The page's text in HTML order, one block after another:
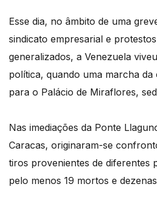
Esse dia, no âmbito de uma
sindicato empresarial e
generalizados, a Venezuela
política, quando uma marcha da
para o Palácio de Miraflores,
Nas imediações da Ponte
Caracas, originaram-se
tiros provenientes de diferentes
pelo menos 19 mortos e